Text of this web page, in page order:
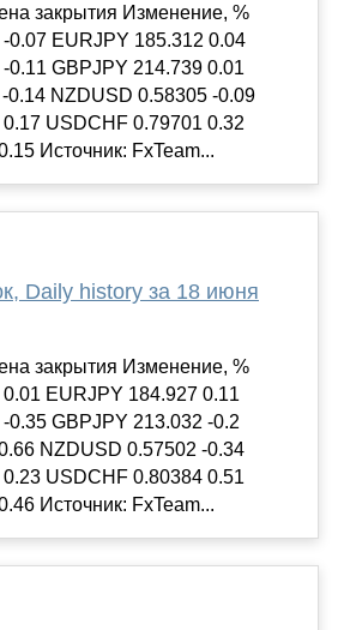
закрытия Изменение, %
0.07 EURJPY 185.312 0.04
0.11 GBPJPY 214.739 0.01
0.14 NZDUSD 0.58305 -0.09
USDCHF 0.79701 0.32
Источник: FxTeam...
Daily history за 18 июня
закрытия Изменение, %
EURJPY 184.927 0.11
0.35 GBPJPY 213.032 -0.2
NZDUSD 0.57502 -0.34
USDCHF 0.80384 0.51
Источник: FxTeam...